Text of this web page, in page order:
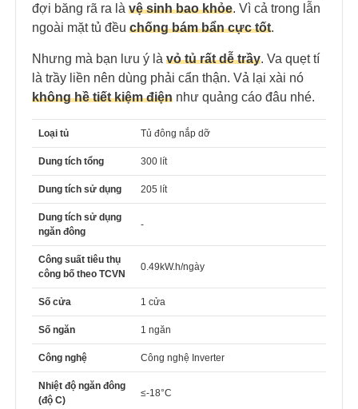
đợi băng rã ra là vệ sinh bao khỏe. Vì cả trong lẫn
ngoài mặt tủ đều chống bám bẩn cực tốt.
Nhưng mà bạn lưu ý là vỏ tủ rất dễ trầy. Va quẹt tí
là trầy liền nên dùng phải cẩn thận. Vả lại xài nó
không hề tiết kiệm điện như quảng cáo đâu nhé.
Loại tủ Tủ đông nắp dỡ
Dung tích tổng 300 lít
Dung tích sử dụng 205 lít
Dung tích sử dụng
ngăn đông
-
Công suất tiêu thụ
công bố theo TCVN
0.49kW.h/ngày
Số cửa 1 cửa
Số ngăn 1 ngăn
Công nghệ Công nghệ Inverter
Nhiệt độ ngăn đông
(độ C)
≤-18°C